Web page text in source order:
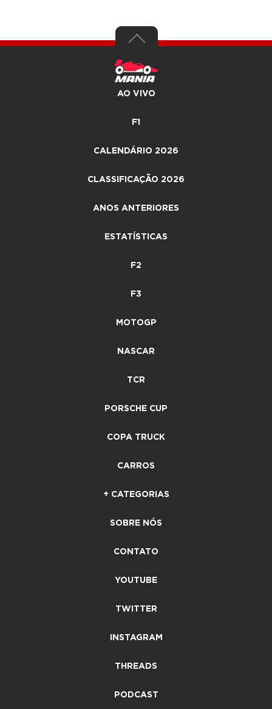
AO VIVO
F1
CALENDÁRIO 2026
CLASSIFICAÇÃO 2026
ANOS ANTERIORES
ESTATÍSTICAS
F2
F3
MOTOGP
NASCAR
TCR
PORSCHE CUP
COPA TRUCK
CARROS
+ CATEGORIAS
SOBRE NÓS
CONTATO
YOUTUBE
TWITTER
INSTAGRAM
THREADS
PODCAST